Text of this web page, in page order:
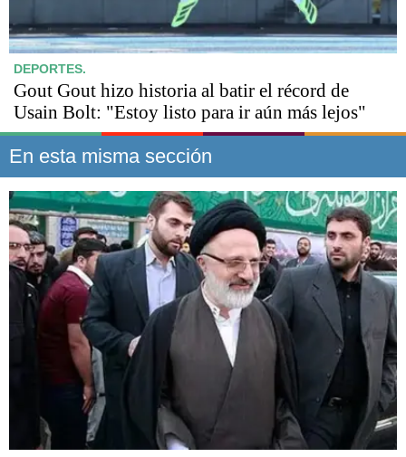
DEPORTES.
Gout Gout hizo historia al batir el récord de
Usain Bolt: "Estoy listo para ir aún más lejos"
En esta misma sección